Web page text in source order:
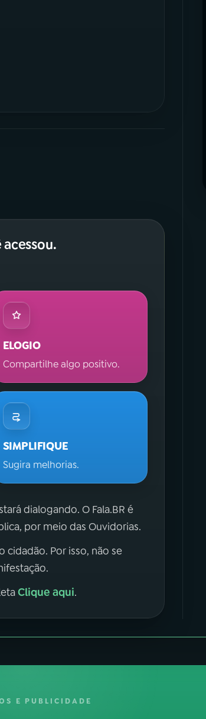
ELOGIO
Compartilhe algo positivo.
SIMPLIFIQUE
Sugira melhorias.
dialogando. O Fala.BR é
por meio das Ouvidorias.
cidadão. Por isso, não se
Clique aqui.
E PUBLICIDADE